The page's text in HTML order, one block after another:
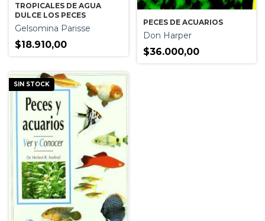
TROPICALES DE AGUA
DULCE LOS PECES
Gelsomina Parisse
$18.910,00
PECES DE ACUARIOS
Don Harper
$36.000,00
SIN STOCK